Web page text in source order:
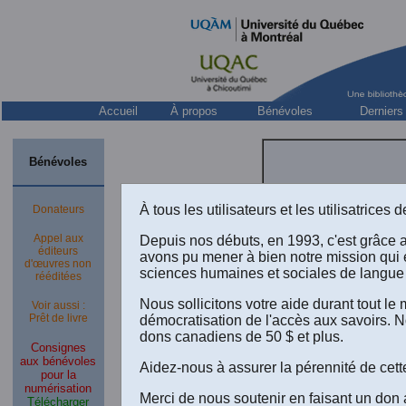
Accueil À propos Bénévoles
Bénévoles
Donateurs
Appel aux
éditeurs
d'œuvres non
rééditées
Voir aussi :
Prêt de livre
Consignes
aux bénévoles
pour la
numérisation
Télécharger
À tous les utilisateurs et les utilisatrices
Depuis nos débuts, en 1993, c'est
avons pu mener à bien notre mission
sciences humaines et sociales de
Nous sollicitons votre aide durant tout le
démocratisation de l'accès aux savoirs.
dons canadiens de 50 $ et plus.
Aidez-nous à assurer la pérennité de
Merci de nous soutenir en faisant un don